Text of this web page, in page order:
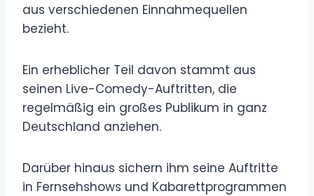
aus verschiedenen Einnahmequellen
bezieht.
Ein erheblicher Teil davon stammt aus
seinen Live-Comedy-Auftritten, die
regelmäßig ein großes Publikum in ganz
Deutschland anziehen.
Darüber hinaus sichern ihm seine Auftritte
in Fernsehshows und Kabarettprogrammen